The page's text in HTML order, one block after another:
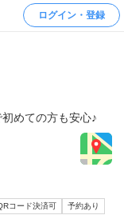
ログイン・登録
めての方も安心♪
コード決済可
予約あり